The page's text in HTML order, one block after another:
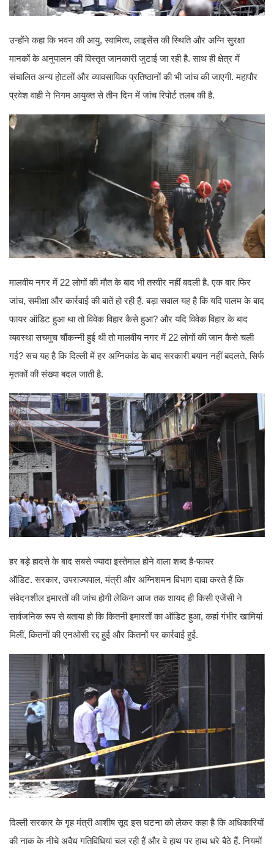
उन्होंने कहा कि भवन की आयु, स्वामित्व, लाइसेंस की स्थिति और अग्नि सुरक्षा
मानकों के अनुपालन की विस्तृत जानकारी जुटाई जा रही है. साथ ही क्षेत्र में
संचालित अन्य होटलों और व्यावसायिक प्रतिष्ठानों की भी जांच की जाएगी. महापौर
प्रवेश वाही ने निगम आयुक्त से तीन दिन में जांच रिपोर्ट तलब की है.
मालवीय नगर में 22 लोगों की मौत के बाद भी तस्वीर नहीं बदली है. एक बार फिर
जांच, समीक्षा और कार्रवाई की बातें हो रही हैं. बड़ा सवाल यह है कि यदि पालम के बाद
फायर ऑडिट हुआ था तो विवेक विहार कैसे हुआ? और यदि विवेक विहार के बाद
व्यवस्था सचमुच चौंकन्नी हुई थी तो मालवीय नगर में 22 लोगों की जान कैसे चली
गई? सच यह है कि दिल्ली में हर अग्निकांड के बाद सरकारी बयान नहीं बदलते, सिर्फ
मृतकों की संख्या बदल जाती है.
हर बड़े हादसे के बाद सबसे ज्यादा इस्तेमाल होने वाला शब्द है-फायर
ऑडिट. सरकार, उपराज्यपाल, मंत्री और अग्निशमन विभाग दावा करते हैं कि
संवेदनशील इमारतों की जांच होगी लेकिन आज तक शायद ही किसी एजेंसी ने
सार्वजनिक रूप से बताया हो कि कितनी इमारतों का ऑडिट हुआ, कहां गंभीर खामियां
मिलीं, कितनों की एनओसी रद्द हुई और कितनों पर कार्रवाई हुई.
दिल्ली सरकार के गृह मंत्री आशीष सूद इस घटना को लेकर कहा है कि अधिकारियों
की नाक के नीचे अवैध गतिविधियां चल रही हैं और वे हाथ पर हाथ धरे बैठे हैं. नियमों